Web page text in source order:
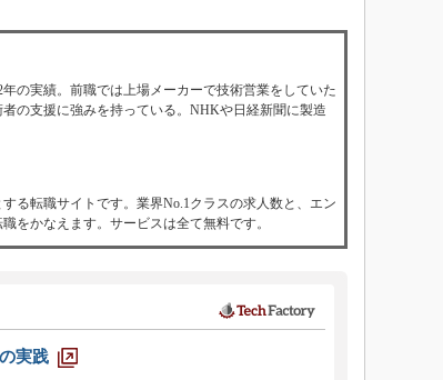
の実績。前職では上場メーカーで技術営業をしていた
の支援に強みを持っている。NHKや日経新聞に製造
る転職サイトです。業界No.1クラスの求人数と、エン
をかなえます。サービスは全て無料です。
実践